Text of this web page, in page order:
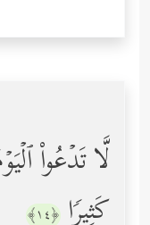
لَّا تَدۡعُواْ
كَثِیرࣰا ﴿١٤﴾